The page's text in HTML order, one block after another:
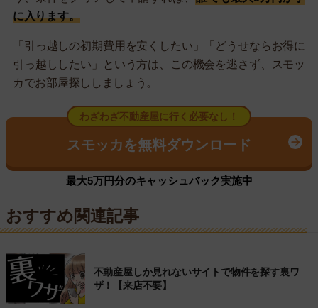
に入ります。
「引っ越しの初期費用を安くしたい」「どうせならお得に
引っ越ししたい」という方は、この機会を逃さず、スモッ
カでお部屋探ししましょう。
わざわざ不動産屋に行く必要なし！
スモッカを無料ダウンロード
最大5万円分のキャッシュバック実施中
おすすめ関連記事
不動産屋しか見れないサイトで物件を探す裏ワ
ザ！【来店不要】